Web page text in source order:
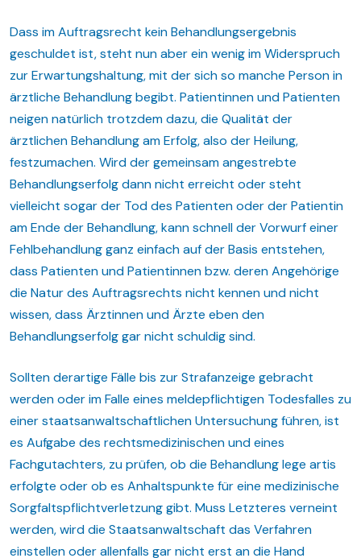
Dass im Auftragsrecht kein Behandlungsergebnis
geschuldet ist, steht nun aber ein wenig im Widerspruch
zur Erwartungshaltung, mit der sich so manche Person in
ärztliche Behandlung begibt. Patientinnen und Patienten
neigen natürlich trotzdem dazu, die Qualität der
ärztlichen Behandlung am Erfolg, also der Heilung,
festzumachen. Wird der gemeinsam angestrebte
Behandlungserfolg dann nicht erreicht oder steht
vielleicht sogar der Tod des Patienten oder der Patientin
am Ende der Behandlung, kann schnell der Vorwurf einer
Fehlbehandlung ganz einfach auf der Basis entstehen,
dass Patienten und Patientinnen bzw. deren Angehörige
die Natur des Auftragsrechts nicht kennen und nicht
wissen, dass Ärztinnen und Ärzte eben den
Behandlungserfolg gar nicht schuldig sind.
Sollten derartige Fälle bis zur Strafanzeige gebracht
werden oder im Falle eines meldepflichtigen Todesfalles zu
einer staatsanwaltschaftlichen Untersuchung führen, ist
es Aufgabe des rechtsmedizinischen und eines
Fachgutachters, zu prüfen, ob die Behandlung lege artis
erfolgte oder ob es Anhaltspunkte für eine medizinische
Sorgfaltspflichtverletzung gibt. Muss Letzteres verneint
werden, wird die Staatsanwaltschaft das Verfahren
einstellen oder allenfalls gar nicht erst an die Hand